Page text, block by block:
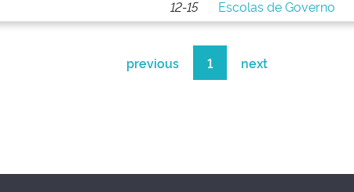
12-15
Escolas de Governo
previous 1 next